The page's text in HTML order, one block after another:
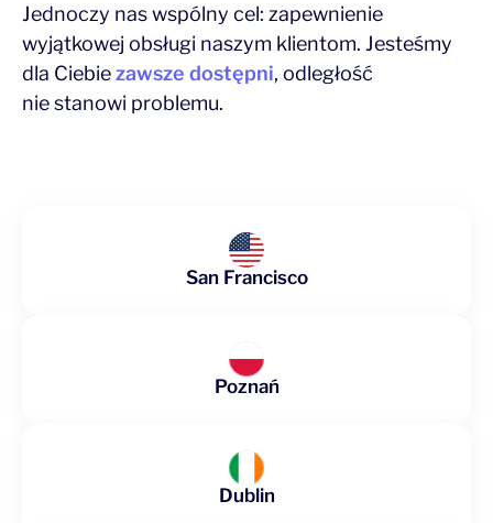
Jednoczy nas wspólny cel: zapewnienie
wyjątkowej obsługi naszym klientom. Jesteśmy
dla Ciebiezawsze dostępni, odległość
nie stanowi problemu.
San Francisco
Poznań
Dublin